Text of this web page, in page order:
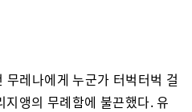
레나에게 누군가 터벅터벅 걸
앵의 무례함에 불끈했다. 유